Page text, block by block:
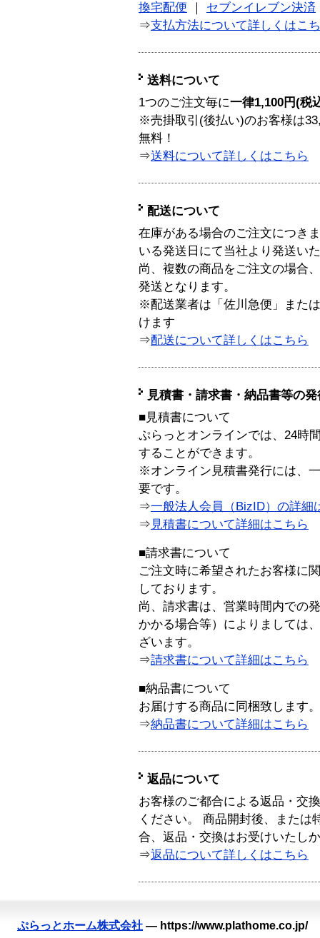
換宅配便
セブンイレブン決済
⇒支払方法について詳しくはこ
送料について
1つのご注文毎に一律1,100円(税
※売掛取引(後払い)のお客様は
無料！
⇒送料について詳しくはこちら
配送について
在庫がある場合のご注文につき
いる発送日にて当社より発送い
尚、複数の商品をご注文の場合
発送となります。
※配送業者は「佐川急便」また
けます
⇒配送について詳しくはこちら
見積書・請求書・納品書等の
■見積書について
ぷらっとオンラインでは、24時
することができます。
※オンライン見積書発行には、
要です。
⇒一般法人会員（BizID）の詳細
⇒ 見積書について詳細はこちら
■請求書について
ご注文時に希望されたお客様に
しております。
尚、請求書は、営業時間内での
かかる場合等）によりましては
ざいます。
⇒請求書について詳細はこちら
■納品書について
お届けする商品に同梱致します。
⇒納品書について詳細はこちら
返品について
お客様のご都合による返品・交
ください。 商品開封後、または
合、返品・交換はお受けいたし
⇒返品について詳しくはこちら
ぷらっとホーム株式会社 — https://www.plathome.co.jp/